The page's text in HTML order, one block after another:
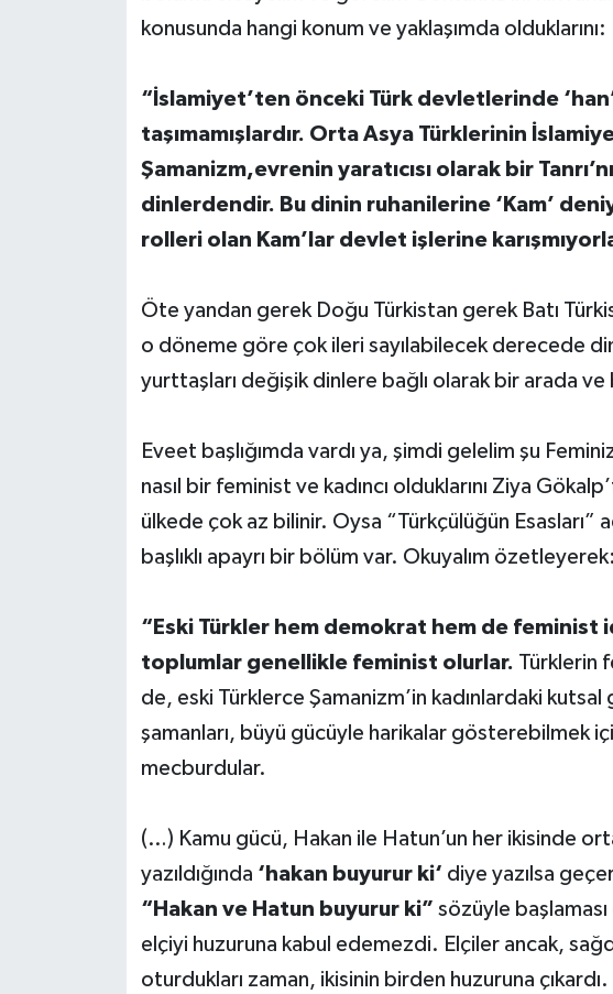
konusunda hangi konum ve yaklaşımda olduklarını:
“İslamiyet’ten önceki Türk devletlerinde
taşımamışlardır. Orta Asya Türklerinin
Şamanizm,evrenin yaratıcısı olarak bir
dinlerdendir. Bu dinin ruhanilerine ‘Kam’
rolleri olan Kam’lar devlet işlerine
Öte yandan gerek Doğu Türkistan gerek Batı
o döneme göre çok ileri sayılabilecek derecede
yurttaşları değişik dinlere bağlı olarak bir arada
Eveet başlığımda vardı ya, şimdi gelelim şu
nasıl bir feminist ve kadıncı olduklarını Ziya
ülkede çok az bilinir. Oysa “Türkçülüğün Esasları”
başlıklı apayrı bir bölüm var. Okuyalım özetleyerek:
“Eski Türkler hem demokrat hem de feminist
toplumlar genellikle feminist olurlar. Türklerin
de, eski Türklerce Şamanizm’in kadınlardaki kutsal
şamanları, büyü gücüyle harikalar gösterebilmek
mecburdular.
(…) Kamu gücü, Hakan ile Hatun’un her ikisinde
yazıldığında ‘hakan buyurur ki‘ diye yazılsa
“Hakan ve Hatun buyurur ki” sözüyle
elçiyi huzuruna kabul edemezdi. Elçiler ancak,
oturdukları zaman, ikisinin birden huzuruna